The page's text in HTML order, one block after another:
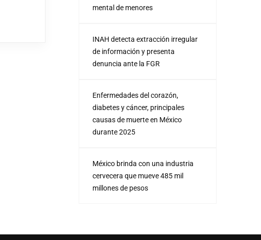
mental de menores
INAH detecta extracción irregular
de información y presenta
denuncia ante la FGR
Enfermedades del corazón,
diabetes y cáncer, principales
causas de muerte en México
durante 2025
México brinda con una industria
cervecera que mueve 485 mil
millones de pesos